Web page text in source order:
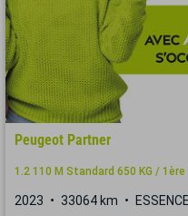
Peugeot Partner
1.2 110 M Standard 650 KG /
2023 33064 km ESSENCE